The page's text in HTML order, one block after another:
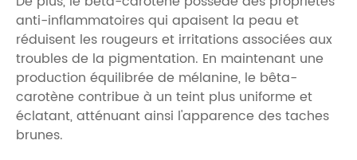
anti-inflammatoires qui apaisent la peau et
réduisent les rougeurs et irritations associées aux
troubles de la pigmentation. En maintenant une
production équilibrée de mélanine, le bêta-
carotène contribue à un teint plus uniforme et
éclatant, atténuant ainsi l'apparence des taches
brunes.